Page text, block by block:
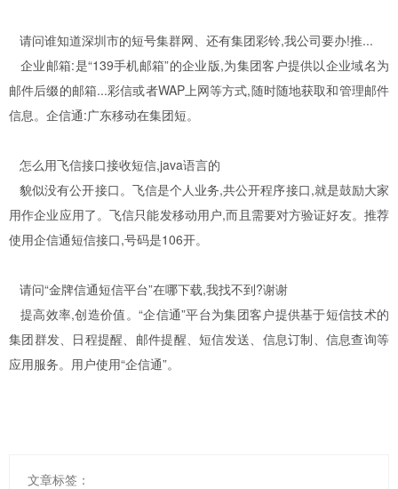
请问谁知道深圳市的短号集群网、还有集团彩铃,我公司要办!推...
企业邮箱:是“139手机邮箱”的企业版,为集团客户提供以企业域名为
邮件后缀的邮箱...彩信或者WAP上网等方式,随时随地获取和管理邮件
信息。企信通:广东移动在集团短。
怎么用飞信接口接收短信,java语言的
貌似没有公开接口。飞信是个人业务,共公开程序接口,就是鼓励大家
用作企业应用了。飞信只能发移动用户,而且需要对方验证好友。推荐
使用企信通短信接口,号码是106开。
请问“金牌信通短信平台”在哪下载,我找不到?谢谢
提高效率,创造价值。“企信通”平台为集团客户提供基于短信技术的
集团群发、日程提醒、邮件提醒、短信发送、信息订制、信息查询等
应用服务。用户使用“企信通”。
文章标签：